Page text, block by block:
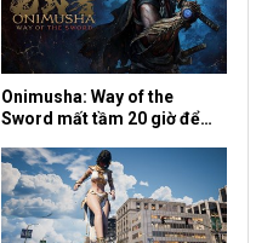
Onimusha: Way of the
Sword mất tầm 20 giờ để
dành cho newbie và lão làng